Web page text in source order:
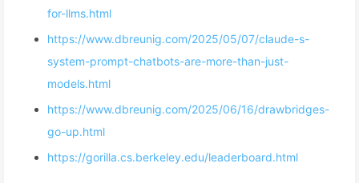
for-llms.html
https://www.dbreunig.com/2025/05/07/claude-s-
system-prompt-chatbots-are-more-than-just-
models.html
https://www.dbreunig.com/2025/06/16/drawbridges-
go-up.html
https://gorilla.cs.berkeley.edu/leaderboard.html